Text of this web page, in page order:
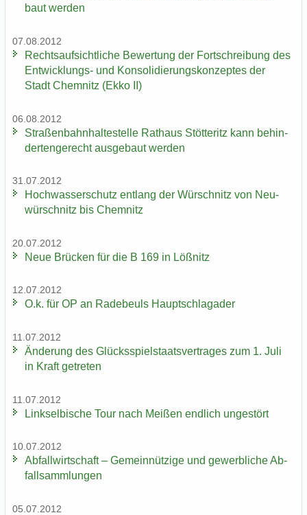
baut wer­den
07.08.2012
Rechts­auf­sicht­li­che Be­wer­tung der Fort­schrei­bung des
Entwicklungs-​ und Kon­so­li­die­rungs­kon­zep­tes der
Stadt Chem­nitz (Ekko II)
06.08.2012
Stra­ßen­bahn­hal­te­stel­le Rat­haus Stöt­teritz kann be­hin­
der­ten­ge­recht aus­ge­baut wer­den
31.07.2012
Hoch­was­ser­schutz ent­lang der Wür­schnitz von Neu­
wür­schnitz bis Chem­nitz
20.07.2012
Neue Brü­cken für die B 169 in Löß­nitz
12.07.2012
O.k. für OP an Ra­de­beuls Haupt­schlag­ader
11.07.2012
Än­de­rung des Glücks­spiel­staats­ver­tra­ges zum 1. Juli
in Kraft ge­tre­ten
11.07.2012
Linksel­bi­sche Tour nach Mei­ßen end­lich un­ge­stört
10.07.2012
Ab­fall­wirt­schaft – Ge­mein­nüt­zi­ge und ge­werb­li­che Ab­
fall­samm­lun­gen
05.07.2012